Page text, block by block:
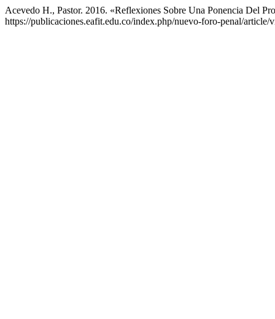
Acevedo H., Pastor. 2016. «Reflexiones Sobre Una Ponencia Del
https://publicaciones.eafit.edu.co/index.php/nuevo-foro-penal/article/